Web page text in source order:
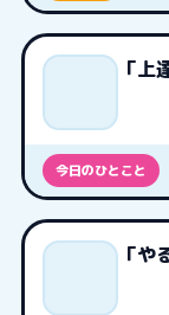
「上
今日のひとこと
「や